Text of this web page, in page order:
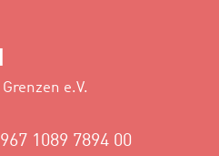
e.V.
1089 7894 00